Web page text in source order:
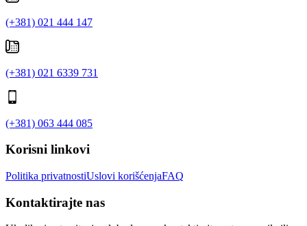
(+381) 021 444 147
(+381) 021 6339 731
(+381) 063 444 085
Korisni linkovi
Politika privatnostiUslovi korišćenjaFAQ
Kontaktirajte nas